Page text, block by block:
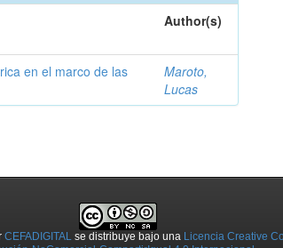
Author(s)
en el marco de las
Maroto,
Lucas
CEFADIGITAL se distribuye bajo una Licencia Creative